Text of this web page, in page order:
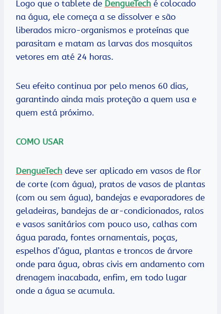
Logo que o tablete de DengueTech é colocado
na água, ele começa a se dissolver e são
liberados micro-organismos e proteínas que
parasitam e matam as larvas dos mosquitos
vetores em até 24 horas.
Seu efeito continua por pelo menos 60 dias,
garantindo ainda mais proteção a quem usa e
quem está próximo.
COMO USAR
DengueTech deve ser aplicado em vasos de flor
de corte (com água), pratos de vasos de plantas
(com ou sem água), bandejas e evaporadores de
geladeiras, bandejas de ar-condicionados, ralos
e vasos sanitários com pouco uso, calhas com
água parada, fontes ornamentais, poças,
espelhos d’água, plantas e troncos de árvore
onde para água, obras civis em andamento com
drenagem inacabada, enfim, em todo lugar
onde a água se acumula.